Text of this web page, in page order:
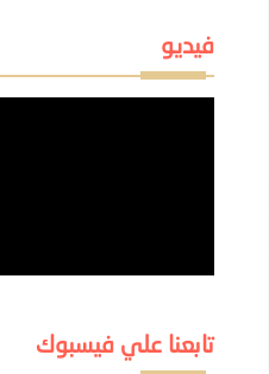
فيديو
تابعنا علي فيسبوك